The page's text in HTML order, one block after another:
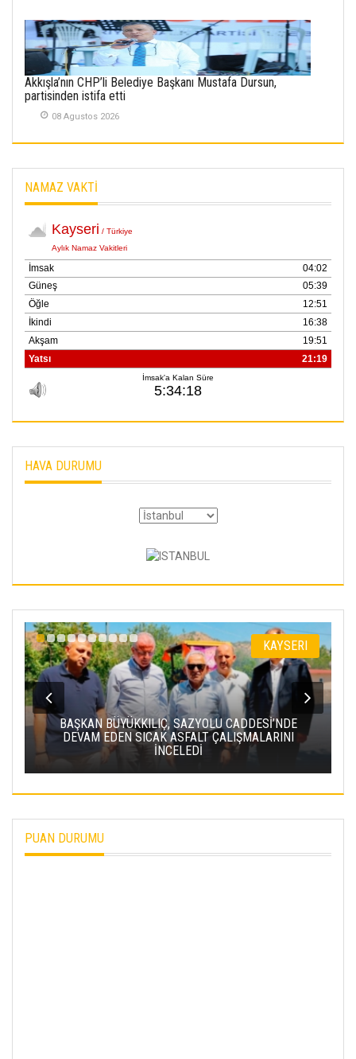
puana Ulaştı
01 Mayis 2026
Akkışla’nın CHP’li Belediye Başkanı Mustafa Dursun,
partisinden istifa etti
08 Agustos 2026
NAMAZ VAKTİ
HAVA DURUMU
KAYSERI
CADDESİ’NDE
ÇALIŞMALARINI
BAKAN URALOĞLU: YERKÖY-
PROJESI’NDE IŞIN YARISINI
PUAN DURUMU